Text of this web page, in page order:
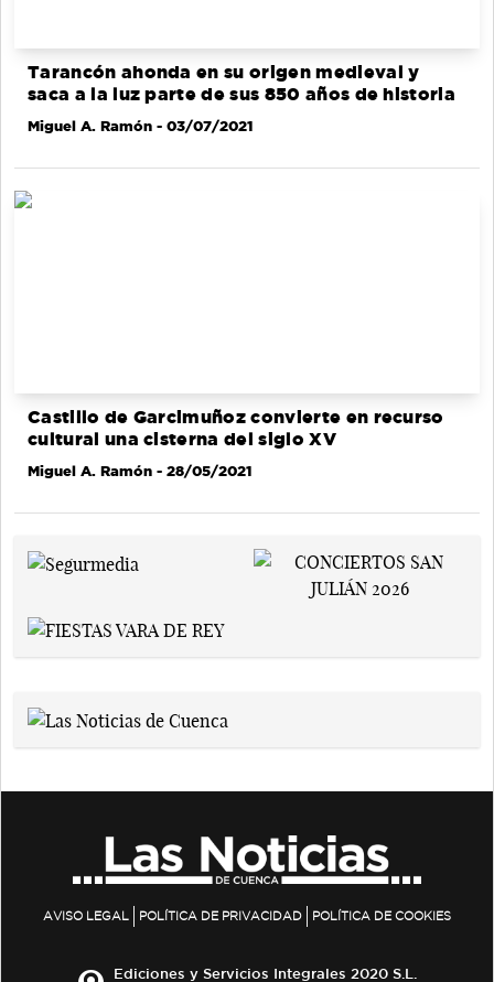
Tarancón ahonda en su origen medieval y
saca a la luz parte de sus 850 años de historia
Miguel A. Ramón - 03/07/2021
Castillo de Garcimuñoz convierte en recurso
cultural una cisterna del siglo XV
Miguel A. Ramón - 28/05/2021
AVISO LEGAL POLÍTICA DE PRIVACIDAD POLÍTICA DE COOKIES
Ediciones y Servicios Integrales 2020 S.L.